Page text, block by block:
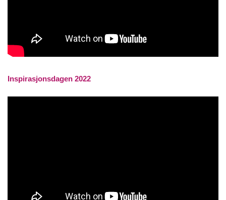
Inspirasjonsdagen 2022